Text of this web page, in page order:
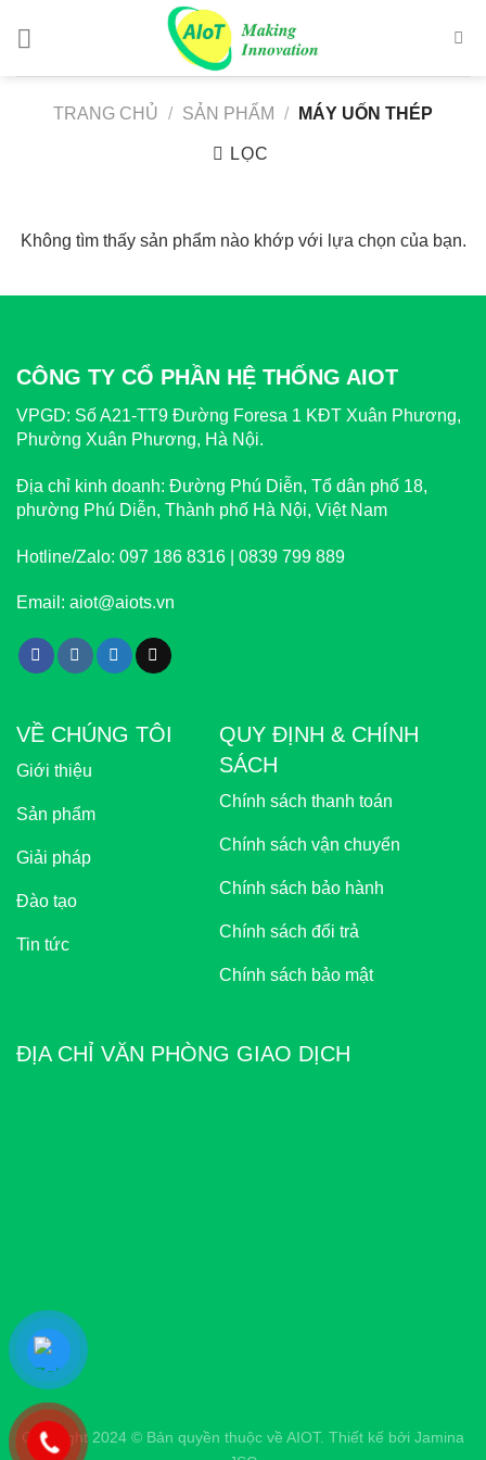
TRANG CHỦ
/ SẢN PHẨM / MÁY UỐN THÉP
LỌC
Không tìm thấy sản phẩm nào khớp với lựa chọn của bạn.
CÔNG TY CỔ PHẦN HỆ THỐNG AIOT
VPGD: Số A21-TT9 Đường Foresa 1 KĐT Xuân Phương,
Phường Xuân Phương, Hà Nội.
Địa chỉ kinh doanh: Đường Phú Diễn, Tổ dân phố 18,
phường Phú Diễn, Thành phố Hà Nội, Việt Nam
Hotline/Zalo: 097 186 8316 | 0839 799 889
Email: aiot@aiots.vn
VỀ CHÚNG TÔI
Giới thiệu
Sản phẩm
Giải pháp
Đào tạo
Tin tức
QUY ĐỊNH & CHÍNH
SÁCH
Chính sách thanh toán
Chính sách vận chuyển
Chính sách bảo hành
Chính sách đổi trả
Chính sách bảo mật
ĐỊA CHỈ VĂN PHÒNG GIAO DỊCH
Copyright 2024 © Bản quyền thuộc về AIOT. Thiết kế bởi Jamina